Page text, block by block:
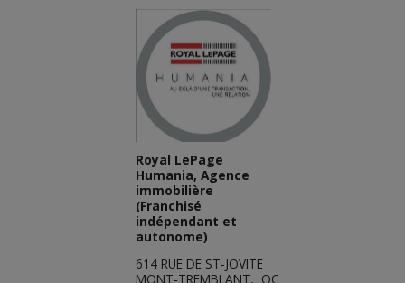
Royal LePage
Humania, Agence
immobilière
(Franchisé
indépendant et
autonome)
614 RUE DE ST-JOVITE
MONT-TREMBLANT, QC